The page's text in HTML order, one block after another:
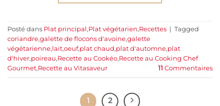
Posté dans Plat principal,Plat végétarien,Recettes | Tagged
coriandre,galette de flocons d'avoine,galette
végétarienne,lait,oeuf,plat chaud,plat d'automne,plat
d'hiver,poireau,Recette au Cookéo,Recette au Cooking Chef
Gourmet,Recette au Vitasaveur 11 Commentaires
1 2